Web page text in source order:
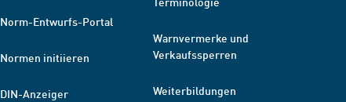
Norm-Entwurfs-Portal
Normen initiieren
DIN-Anzeiger
Warnvermerke und
Verkaufssperren
Weiterbildungen